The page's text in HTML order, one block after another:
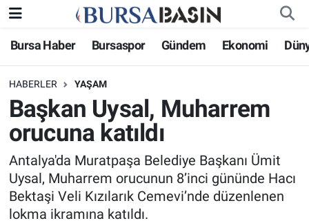
Bursa Haber Bursaspor Gündem Ekonomi
HABERLER YAŞAM
Başkan Uysal, Muharrem
orucuna katıldı
Antalya'da Muratpaşa Belediye Başkanı Ümit
Uysal, Muharrem orucunun 8’inci gününde Hacı
Bektaşi Veli Kızılarık Cemevi’nde düzenlenen
lokma ikramına katıldı.
Bursa Haber
Genel
Politika
Bilim, Teknoloji
KÜLTÜR-SANAT
Bursa Nöbetçi Eczaneler
Bursa Hava Durumu
Bursa Namaz Vakitleri
Bursa Trafik Yoğunluk Haritası
Süper Lig Puan Durumu ve Fikstür